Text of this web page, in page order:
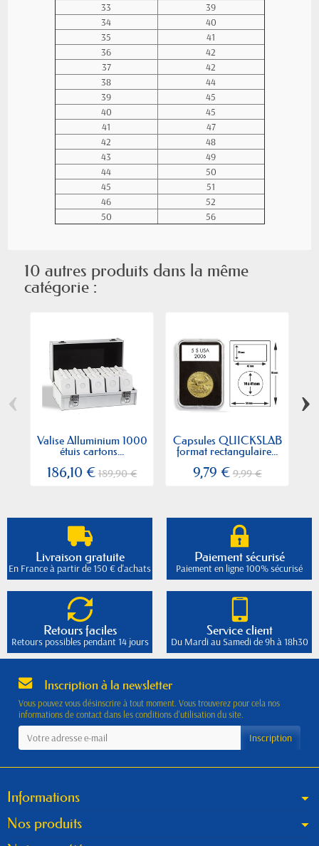
33
39
34
40
35
41
36
42
37
42
38
44
39
45
40
45
41
47
42
48
43
49
44
50
45
51
46
52
50
56
10 autres produits dans la même
catégorie :
Valise Alluminium 1000
étuis cartons...
186,10 €189,90 €
Capsules QUICKSLAB
format rectangulaire...
9,79 €9,99 €
‹ ›
Livraison gratuite
En France à partir de 150 € d'achats
Paiement sécurisé
Paiement en ligne 100% sécurisé
Retours faciles
Retours possibles pendant 14 jours
Service client
Du Mardi au Samedi de 9h à 18h30
Inscription à la newsletter
Vous pouvez vous désinscrire à tout moment. Vous trouverez pour cela nos
informations de contact dans les conditions d'utilisation du site.
Informations
Nos produits